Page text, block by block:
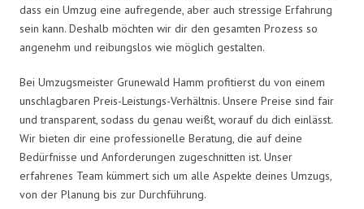
dass ein Umzug eine aufregende, aber auch stressige Erfahrung
sein kann. Deshalb möchten wir dir den gesamten Prozess so
angenehm und reibungslos wie möglich gestalten.
Bei Umzugsmeister Grunewald Hamm profitierst du von einem
unschlagbaren Preis-Leistungs-Verhältnis. Unsere Preise sind fair
und transparent, sodass du genau weißt, worauf du dich einlässt.
Wir bieten dir eine professionelle Beratung, die auf deine
Bedürfnisse und Anforderungen zugeschnitten ist. Unser
erfahrenes Team kümmert sich um alle Aspekte deines Umzugs,
von der Planung bis zur Durchführung.